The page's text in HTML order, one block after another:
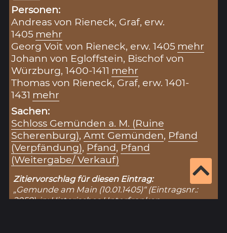
Personen:
Andreas von Rieneck, Graf, erw.
1405 mehr
Georg Voit von Rieneck, erw. 1405 mehr
Johann von Egloffstein, Bischof von
Würzburg, 1400-1411 mehr
Thomas von Rieneck, Graf, erw. 1401-
1431 mehr
Sachen:
Schloss Gemünden a. M. (Ruine
Scherenburg),Amt Gemünden, Pfand
(Verpfändung), Pfand, Pfand
(Weitergabe/ Verkauf)
Zitiervorschlag für diesen Eintrag:
„Gemunde am Main (10.01.1405)“ (Eintragsnr.:
2058), in: Historisches Unterfranken –